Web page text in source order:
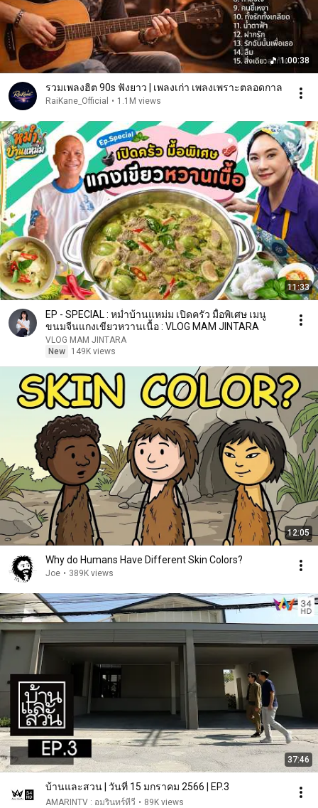
1:00:38
รวมเพลงฮิต 90s ฟังยาว | เพลงเก่า เพลงเพราะตลอดกาล
RaiKane_Official • 1.1M views
11:33
EP - SPECIAL : หม่ำบ้านแหม่ม เปิดครัว มื้อพิเศษ เมนู
ขนมจีนแกงเขียวหวานเนื้อ : VLOG MAM JINTARA
VLOG MAM JINTARA
New
149K views
12:05
Why do Humans Have Different Skin Colors?
Joe • 389K views
37:46
บ้านและสวน | วันที่ 15 มกราคม 2566 | EP.3
AMARINTV : อมรินทร์ทีวี • 89K views